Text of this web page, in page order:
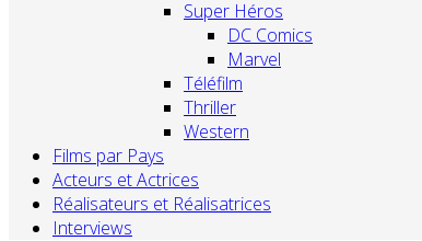
Super Héros
DC Comics
Marvel
Téléfilm
Thriller
Western
Films par Pays
Acteurs et Actrices
Réalisateurs et Réalisatrices
Interviews